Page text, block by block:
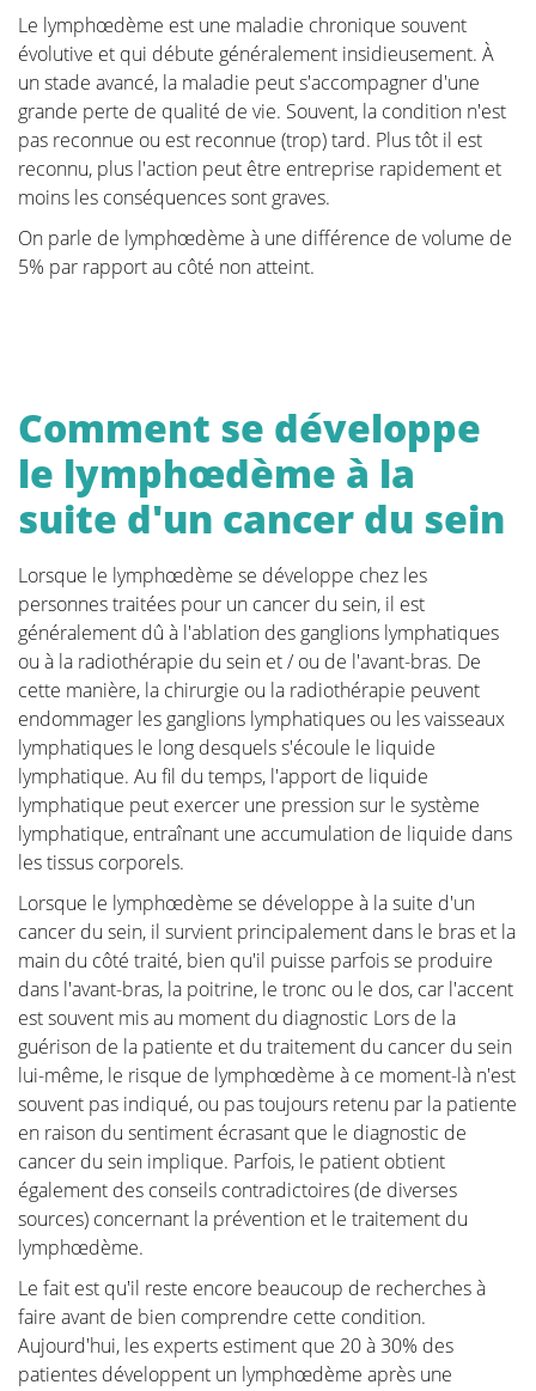
souhaitent consulter leur médecin bien préparées.
Anatomie et Physiologie
Tumeurs et maladies
Dans le traitement du cancer du sein, le choix de la
reconstruction doit être envisagé dès le départ. Il n'y
a pas de but plus fondamental pour notre Fondation
que de sensibiliser les patients et les chirurgiens
oncologiques à cette question. En prenant une
décision éclairée à l'avance, nous ne compromettons
pas la possibilité d'une reconstruction ultérieure sans
pour autant perdre de vue l'aspect oncologique. Bien
sûr, la survie prime et la décision du chirurgien
oncologue prévaudra toujours.
La page "Comment choisir" contient toutes les
informations que vous pouvez attendre lors d'une
première consultation avant de faire enlever la
tumeur. Cette page est très complète et votre
chirurgien plasticien ne fournira que les informations
pertinentes pour votre situation personnelle.
"L’ablation chirurgicale de la tumeur" raconte
l'histoire de l'opération elle-même. Il s'agit de
l'opération la plus importante car l'enlèvement réussi
de la tumeur reste la priorité. Nous vous guidons à
travers les différentes méthodes d'exérèse. Cette
décision est souvent prise pour vous par une équipe
multidisciplinaire composée d'oncologues, de
radiologues, de pathologistes, de radiothérapeutes,
d'infirmières spécialisées en oncologie, de
gynécologues, de chirurgiens oncologiques et de
chirurgiens plasticiens.
Dans la section "Introduction à la reconstruction
mammaire", vous trouverez toutes les informations et
illustrations des différentes méthodes de
reconstruction avec les étapes correspondantes.
Le lymphœdème est une maladie chronique souvent
évolutive et qui débute généralement insidieusement. À
un stade avancé, la maladie peut s'accompagner d'une
grande perte de qualité de vie. Souvent, la condition n'est
pas reconnue ou est reconnue (trop) tard. Plus tôt il est
reconnu, plus l'action peut être entreprise rapidement et
moins les conséquences sont graves.
On parle de lymphœdème à une différence de volume de
5% par rapport au côté non atteint.
Comment se développe
le lymphœdème à la
suite d'un cancer du sein
Lorsque le lymphœdème se développe chez les
personnes traitées pour un cancer du sein, il est
généralement dû à l'ablation des ganglions lymphatiques
ou à la radiothérapie du sein et / ou de l'avant-bras. De
cette manière, la chirurgie ou la radiothérapie peuvent
endommager les ganglions lymphatiques ou les vaisseaux
lymphatiques le long desquels s'écoule le liquide
lymphatique. Au fil du temps, l'apport de liquide
lymphatique peut exercer une pression sur le système
lymphatique, entraînant une accumulation de liquide dans
les tissus corporels.
Lorsque le lymphœdème se développe à la suite d'un
cancer du sein, il survient principalement dans le bras et la
main du côté traité, bien qu'il puisse parfois se produire
dans l'avant-bras, la poitrine, le tronc ou le dos, car l'accent
est souvent mis au moment du diagnostic Lors de la
guérison de la patiente et du traitement du cancer du sein
lui-même, le risque de lymphœdème à ce moment-là n'est
souvent pas indiqué, ou pas toujours retenu par la patiente
en raison du sentiment écrasant que le diagnostic de
cancer du sein implique. Parfois, le patient obtient
également des conseils contradictoires (de diverses
sources) concernant la prévention et le traitement du
lymphœdème.
Le fait est qu'il reste encore beaucoup de recherches à
faire avant de bien comprendre cette condition.
Aujourd'hui, les experts estiment que 20 à 30% des
patientes développent un lymphœdème après une